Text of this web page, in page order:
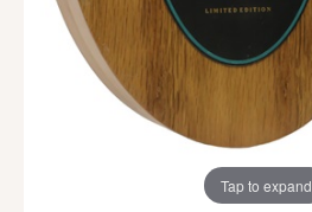
Tap to expand